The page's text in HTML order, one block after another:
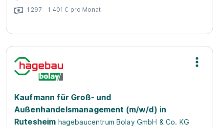
1.297 - 1.401 € pro Monat
Kaufmann für Groß- und
Außenhandelsmanagement (m/w/d) in
Rutesheim hagebaucentrum Bolay GmbH & Co. KG